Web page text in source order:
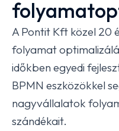
A Pontit Kft közel 20
folyamat
időkben egyedi
BPMN eszközökkel
nagyvállalatok
szándékait.